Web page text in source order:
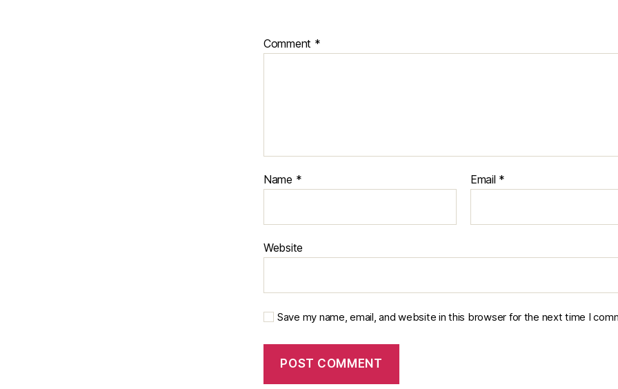
Comment *
Name * Email *
Website
Save my name, email, and website in this browser for the next time I